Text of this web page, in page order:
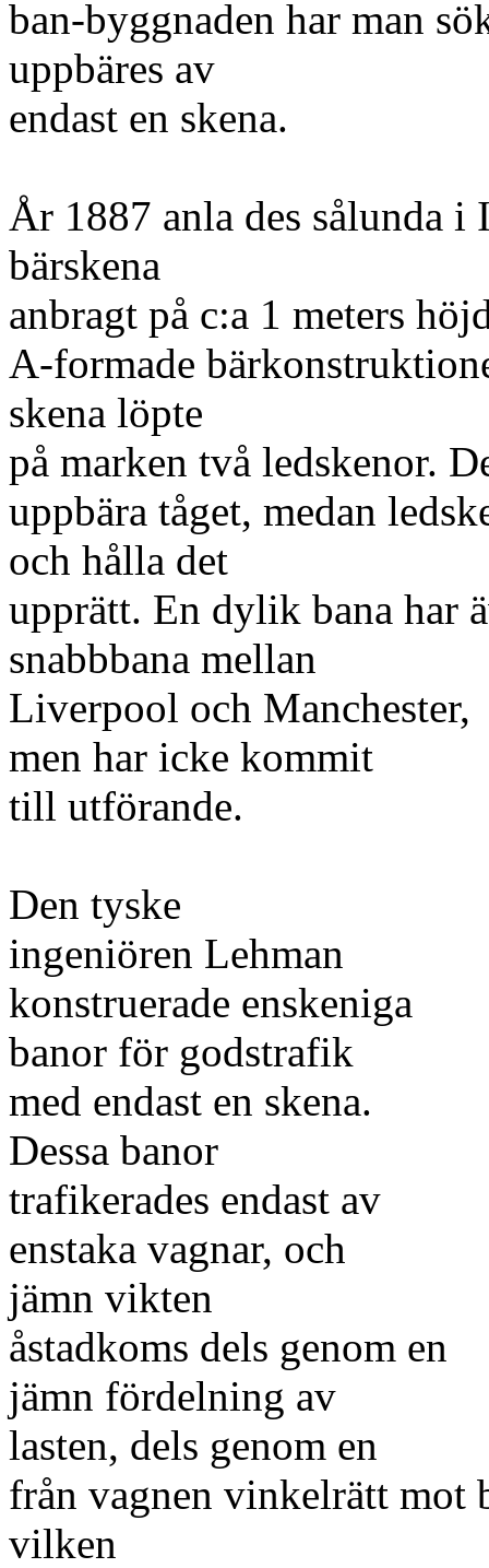
ban-byggnaden har man
uppbäres av
endast en skena.
År 1887 anla des sålunda i
bärskena
anbragt på c:a 1 meters
A-formade
skena löpte
på marken två ledskenor.
uppbära tåget, medan
och hålla det
upprätt. En dylik bana har
snabbbana mellan
Liverpool och Manchester,
men har icke kommit
till utförande.
Den tyske
ingeniören Lehman
konstruerade enskeniga
banor för godstrafik
med endast en skena.
Dessa banor
trafikerades endast av
enstaka vagnar, och
jämn vikten
åstadkoms dels genom en
jämn fördelning av
lasten, dels genom en
från vagnen vinkelrätt mot
vilken